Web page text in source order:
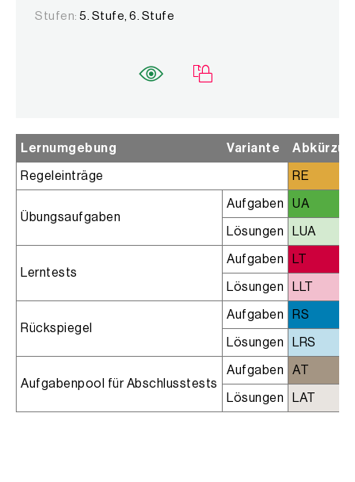
Stufen: 5. Stufe, 6. Stufe
Lernumgebung Variante
Regeleinträge RE
Übungsaufgaben
Aufgaben UA
Lösungen LUA
Lerntests
Aufgaben LT
Lösungen LLT
Rückspiegel
Aufgaben RS
Lösungen LRS
Aufgabenpool für Abschlusstests
Aufgaben AT
Lösungen LAT